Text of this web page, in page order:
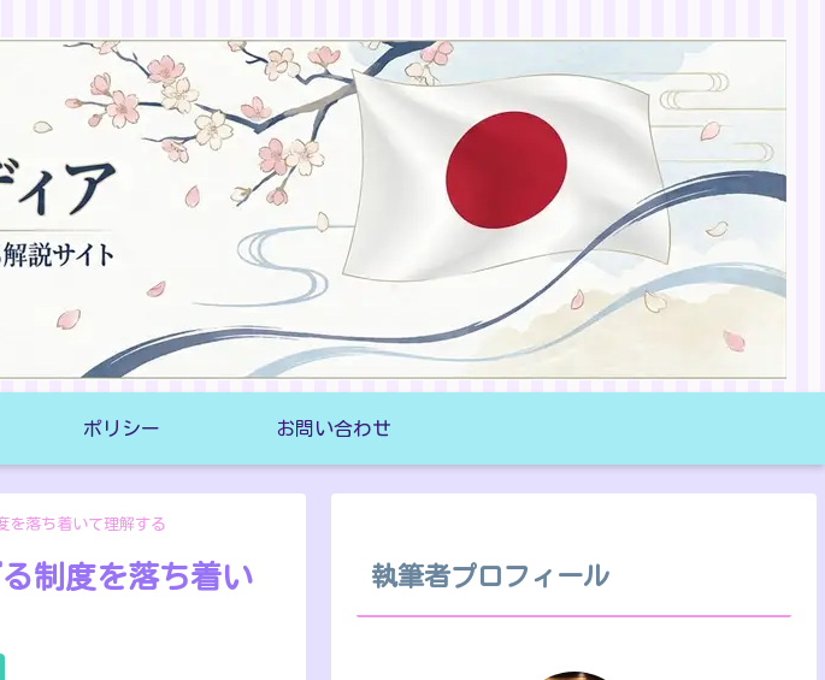
ポリシー お問い合わせ
を落ち着いて理解する
制度を落ち着い
執筆者プロフィール